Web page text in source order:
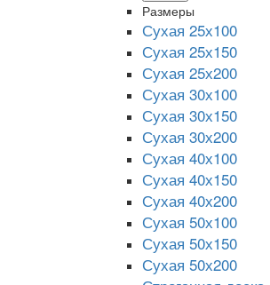
Размеры
Сухая 25х100
Сухая 25х150
Сухая 25х200
Сухая 30х100
Сухая 30х150
Сухая 30х200
Сухая 40х100
Сухая 40х150
Сухая 40х200
Сухая 50х100
Сухая 50х150
Сухая 50х200